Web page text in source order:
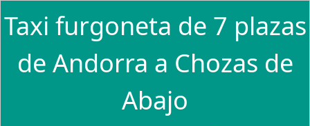
Taxi furgoneta de 7 plazas
de Andorra a Chozas de
Abajo